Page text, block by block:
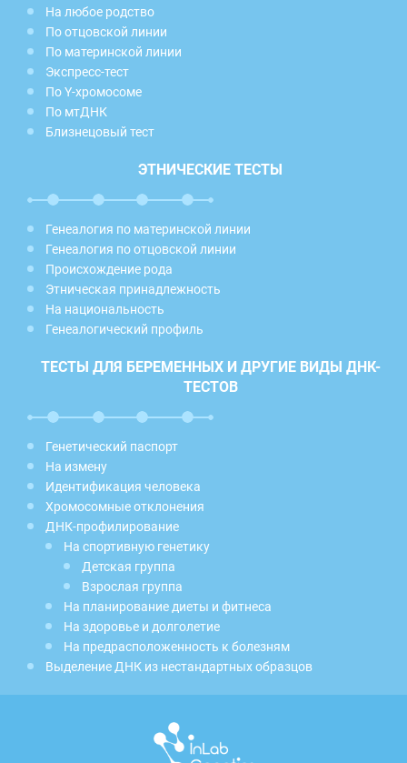
На любое родство
По отцовской линии
По материнской линии
Экспресс-тест
По Y-хромосоме
По мтДНК
Близнецовый тест
ЭТНИЧЕСКИЕ ТЕСТЫ
Генеалогия по материнской линии
Генеалогия по отцовской линии
Происхождение рода
Этническая принадлежность
На национальность
Генеалогический профиль
ТЕСТЫ ДЛЯ БЕРЕМЕННЫХ И ДРУГИЕ ВИДЫ ДНК-
ТЕСТОВ
Генетический паспорт
На измену
Идентификация человека
Хромосомные отклонения
ДНК-профилирование
На спортивную генетику
Детская группа
Взрослая группа
На планирование диеты и фитнеса
На здоровье и долголетие
На предрасположенность к болезням
Выделение ДНК из нестандартных образцов